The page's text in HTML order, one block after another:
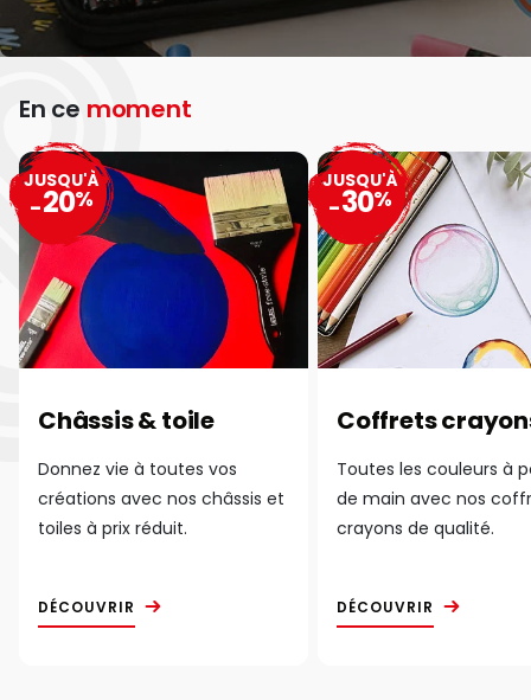
En ce moment
Châssis & toile
Donnez vie à toutes vos
créations avec nos châssis et
toiles à prix réduit.
DÉCOUVRIR
JUSQU'À
-20%
Coffrets
Toutes les couleurs à
de main avec nos
crayons de qualité.
DÉCOUVRIR
JUSQU'À
-30%